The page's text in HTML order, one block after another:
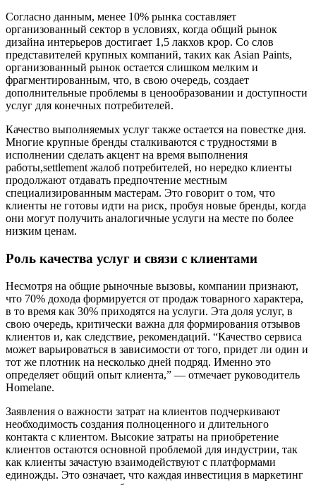
Согласно данным, менее 10% рынка составляет
организованный сектор в условиях, когда общий рынок
дизайна интерьеров достигает 1,5 лакхов крор. Со слов
представителей крупных компаний, таких как Asian Paints,
организованный рынок остается слишком мелким и
фрагментированным, что, в свою очередь, создает
дополнительные проблемы в ценообразовании и доступности
услуг для конечных потребителей.
Качество выполняемых услуг также остается на повестке дня.
Многие крупные бренды сталкиваются с трудностями в
исполнении сделать акцент на время выполнения
работы,settlement жалоб потребителей, но нередко клиенты
продолжают отдавать предпочтение местным
специализированным мастерам. Это говорит о том, что
клиенты не готовы идти на риск, пробуя новые бренды, когда
они могут получить аналогичные услуги на месте по более
низким ценам.
Роль качества услуг и связи с клиентами
Несмотря на общие рыночные вызовы, компании признают,
что 70% дохода формируется от продаж товарного характера,
в то время как 30% приходятся на услуги. Эта доля услуг, в
свою очередь, критически важна для формирования отзывов
клиентов и, как следствие, рекомендаций. “Качество сервиса
может варьироваться в зависимости от того, придет ли один и
тот же плотник на несколько дней подряд. Именно это
определяет общий опыт клиента,” — отмечает руководитель
Homelane.
Заявления о важности затрат на клиентов подчеркивают
необходимость создания полноценного и длительного
контакта с клиентом. Высокие затраты на приобретение
клиентов остаются основной проблемой для индустрии, так
как клиенты зачастую взаимодействуют с платформами
единожды. Это означает, что каждая инвестиция в маркетинг